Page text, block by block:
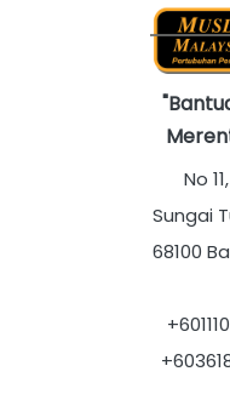
No
Sungai
68100